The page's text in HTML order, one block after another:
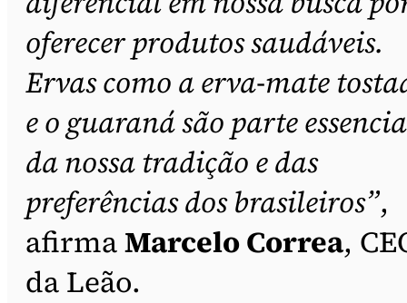
oferecer produtos saudáveis.
Ervas como a erva-mate
e o guaraná são parte
da nossa tradição e das
preferências dos brasileiros”,
afirmaMarcelo Correa,
da Leão.